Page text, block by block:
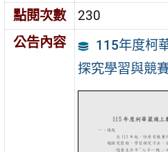
點閱次數
230
公告內容
115年度柯
探究學習與競